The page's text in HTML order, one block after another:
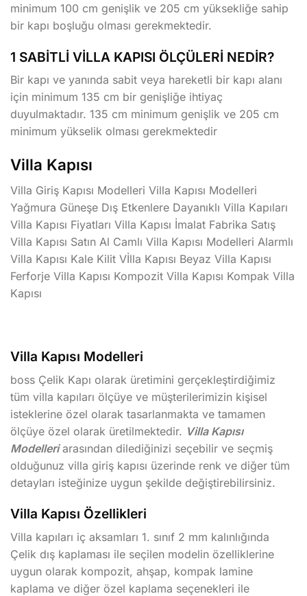
minimum 100 cm genişlik ve 205 cm yüksekliğe sahip
bir kapı boşluğu olması gerekmektedir.
1 SABİTLİ VİLLA KAPISI ÖLÇÜLERİ NEDİR?
Bir kapı ve yanında sabit veya hareketli bir kapı alanı
için minimum 135 cm bir genişliğe ihtiyaç
duyulmaktadır. 135 cm minimum genişlik ve 205 cm
minimum yükselik olması gerekmektedir
Villa Kapısı
Villa Giriş Kapısı Modelleri Villa Kapısı Modelleri
Yağmura Güneşe Dış Etkenlere Dayanıklı Villa Kapıları
Villa Kapısı Fiyatları Villa Kapısı İmalat Fabrika Satış
Villa Kapısı Satın Al Camlı Villa Kapısı Modelleri Alarmlı
Villa Kapısı Kale Kilit Vİlla Kapısı Beyaz Villa Kapısı
Ferforje Villa Kapısı Kompozit Villa Kapısı Kompak Villa
Kapısı
Villa Kapısı Modelleri
boss Çelik Kapı olarak üretimini gerçekleştirdiğimiz
tüm villa kapıları ölçüye ve müşterilerimizin kişisel
isteklerine özel olarak tasarlanmakta ve tamamen
ölçüye özel olarak üretilmektedir. Villa Kapısı
Modelleriarasından dilediğinizi seçebilir ve seçmiş
olduğunuz villa giriş kapısı üzerinde renk ve diğer tüm
detayları isteğinize uygun şekilde değiştirebilirsiniz.
Villa Kapısı Özellikleri
Villa kapıları iç aksamları 1. sınıf 2 mm kalınlığında
Çelik dış kaplaması ile seçilen modelin özelliklerine
uygun olarak kompozit, ahşap, kompak lamine
kaplama ve diğer özel kaplama seçenekleri ile